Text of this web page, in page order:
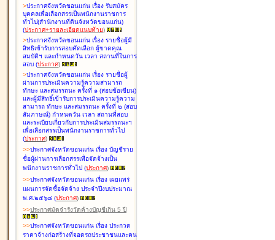
>ประกาศจังหวัดขอนแก่น เรื่อง รับสมัคร
บุคคลเพื่อเลือกสรรเป็นพนักงานราชการ
ทั่วไป(สำนักงานที่ดินจังหวัดขอนแก่น)
(ประกาศ+รายละเอียดแนบท้าย)
>ประกาศจังหวัดขอนแก่น เรื่อง รายชื่อผู้มี
สิทธิเข้ารับการสอบคัดเลือก ผู้ขาดคุณ
สมบัติฯ และกำหนดวัน เวลา สถานที่ในการ
สอบ (ประกาศ)
>ประกาศจังหวัดขอนแก่น เรื่อง รายชื่อผู้
ผ่านการประเมินความรู้ความสามารถ
ทักษะ และสมรรถนะ ครั้งที่ ๑ (สอบข้อเขียน)
และผู้มีสิทธิ์เข้ารับการประเมินความรู้ความ
สามารถ ทักษะ และสมรรถนะ ครั้งที่ ๒ (สอบ
สัมภาษณ์) กำหนดวัน เวลา สถานที่สอบ
และระเบียบเกี่ยวกับการประเมินสมรรถนะฯ
เพื่อเลือกสรรเป็นพนักงานราชการทั่วไป
(ประกาศ)
>>ประกาศจังหวัดขอนแก่น เรื่อง บัญชีราย
ชื่อผู้ผ่านการเลือกสรรเพื่อจัดจ้างเป็น
พนักงานราชการทั่วไป (ประกาศ)
>>ประกาศจังหวัดขอนแก่น เรื่อง เผยแพร่
แผนการจัดซื้อจัดจ้าง ประจำปีงบประมาณ
พ.ศ.๒๕๖๘ (ประกาศ)
>>ประกาศมัดจำรังวัดค้างบัญชีเกิน 5 ปี
>>ประกาศจังหวัดขอนแก่น เรื่อง ประกวด
ราคาจ้างก่อสร้างที่จอดรถประชาชนและคน